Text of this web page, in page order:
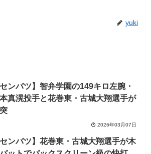
yuki
センバツ】智弁学園の149キロ左腕・
真滉投手と花巻東・古城大翔選手が
2026年03月07日
センバツ】花巻東・古城大翔選手が木